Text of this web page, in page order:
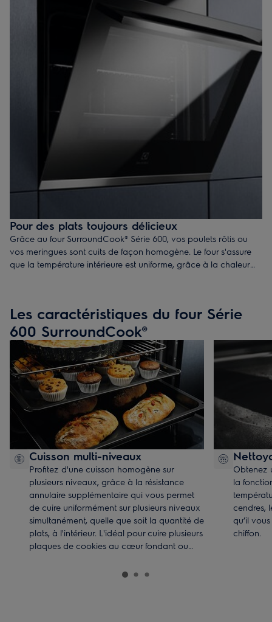
Pour des plats toujours délicieux
Grâce au four SurroundCook® Série 600, vos poulets rôtis ou
vos meringues sont cuits de façon homogène. Le four s'assure
que la température intérieure est uniforme, grâce à la chaleur
Les caractéristiques du four Série
600 SurroundCook®
Cuisson multi-niveaux
Profitez d'une cuisson homogène sur
plusieurs niveaux, grâce à la résistance
annulaire supplémentaire qui vous permet
de cuire uniformément sur plusieurs niveaux
simultanément, quelle que soit la quantité de
plats, à l'intérieur. L'idéal pour cuire plusieurs
plaques de cookies au cœur fondant ou
Obtenez
la
cendres,
qu’il
chiffon.